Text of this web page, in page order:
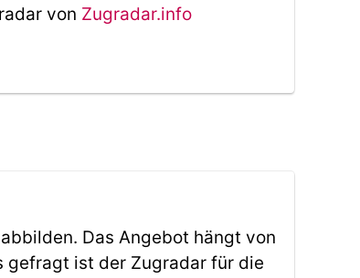
von Zugradar.info
Das Angebot hängt von
gefragt ist der Zugradar für die